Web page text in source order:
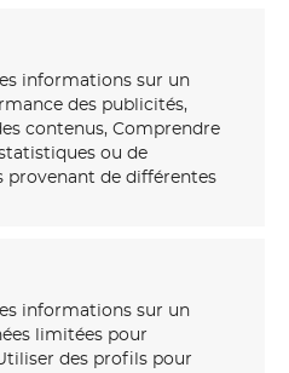
informations sur un
des publicités,
contenus, Comprendre
ou de
provenant de différentes
informations sur un
limitées pour
des profils pour
peints sur-mesure,